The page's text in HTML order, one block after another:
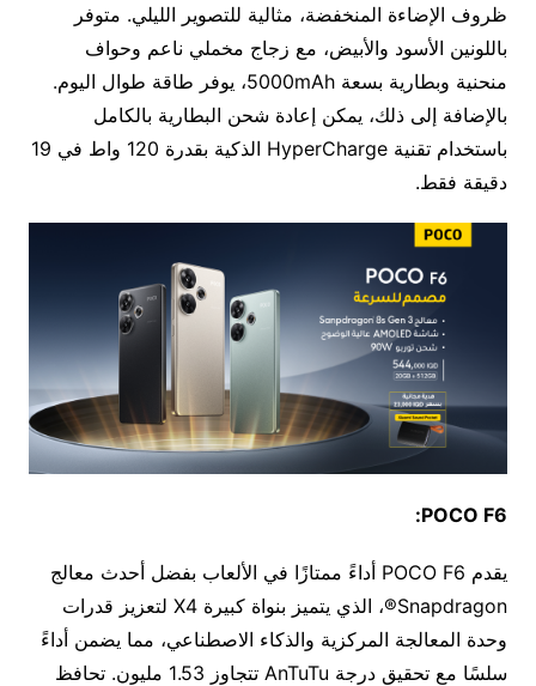
ظروف الإضاءة المنخفضة، مثالية للتصوير الليلي. متوفر
باللونين الأسود والأبيض، مع زجاج مخملي ناعم وحواف
منحنية وبطارية بسعة 5000mAh، يوفر طاقة طوال اليوم.
بالإضافة إلى ذلك، يمكن إعادة شحن البطارية بالكامل
باستخدام تقنية HyperCharge الذكية بقدرة 120 واط في 19
دقيقة فقط.
POCO F6:
يقدم POCO F6 أداءً ممتازًا في الألعاب بفضل أحدث معالج
Snapdragon®، الذي يتميز بنواة كبيرة X4 لتعزيز قدرات
وحدة المعالجة المركزية والذكاء الاصطناعي، مما يضمن أداءً
سلسًا مع تحقيق درجة AnTuTu تتجاوز 1.53 مليون. تحافظ